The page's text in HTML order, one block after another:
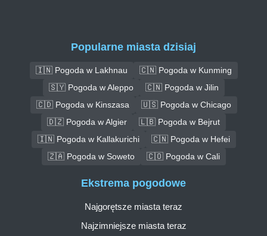
Popularne miasta dzisiaj
🇮🇳 Pogoda w Lakhnau
🇨🇳 Pogoda w Kunming
🇸🇾 Pogoda w Aleppo
🇨🇳 Pogoda w Jilin
🇨🇩 Pogoda w Kinszasa
🇺🇸 Pogoda w Chicago
🇩🇿 Pogoda w Algier
🇱🇧 Pogoda w Bejrut
🇮🇳 Pogoda w Kallakurichi
🇨🇳 Pogoda w Hefei
🇿🇦 Pogoda w Soweto
🇨🇴 Pogoda w Cali
Ekstrema pogodowe
Najgorętsze miasta teraz
Najzimniejsze miasta teraz